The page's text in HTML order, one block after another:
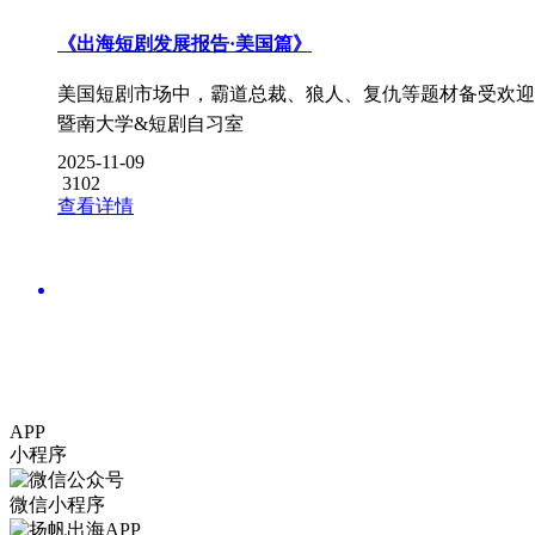
《出海短剧发展报告·美国篇》
美国短剧市场中，霸道总裁、狼人、复仇等题材备受欢
暨南大学&短剧自习室
2025-11-09
3102
查看详情
APP
小程序
微信小程序